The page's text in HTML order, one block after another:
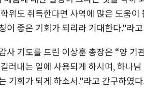
위도 취득한다면 사역에 많은 도움
이 좋은 기회가 되리라 기대한다.”라
사 기도를 드린 이상훈 총장은 “양 기
러내는 일에 사용되게 하시며, 하나
기회가 되게 하소서.”라고 간구하였